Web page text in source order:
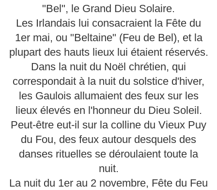
"Bel", le Grand Dieu Solaire.
Les Irlandais lui consacraient la Fête du
1er mai, ou "Beltaine" (Feu de Bel), et la
plupart des hauts lieux lui étaient réservés.
Dans la nuit du Noël chrétien, qui
correspondait à la nuit du solstice d'hiver,
les Gaulois allumaient des feux sur les
lieux élevés en l'honneur du Dieu Soleil.
Peut-être eut-il sur la colline du Vieux Puy
du Fou, des feux autour desquels des
danses rituelles se déroulaient toute la
nuit.
La nuit du 1er au 2 novembre, Fête du Feu